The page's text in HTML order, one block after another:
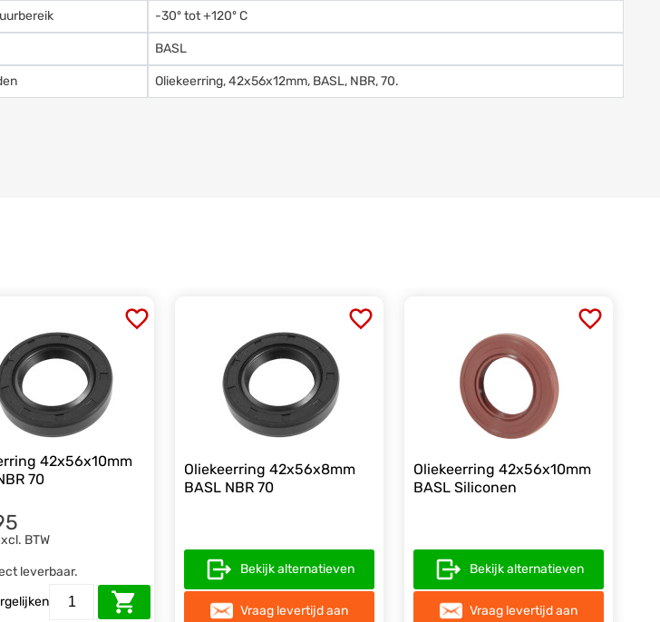
-30º tot +120º C
BASL
Oliekeerring, 42x56x12mm, BASL, NBR, 70.
42x56x10mm
70
BTW
leverbaar.
Oliekeerring 42x56x8mm
BASL NBR 70
Bekijk alternatieven
Vraag levertijd aan
Oliekeerring 42x56x10mm
BASL Siliconen
Bekijk alternatieven
Vraag levertijd aan